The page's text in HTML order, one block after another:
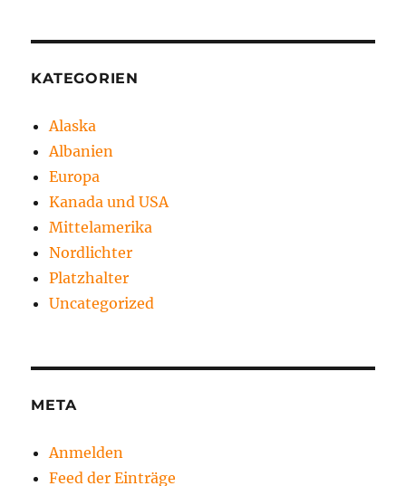
KATEGORIEN
Alaska
Albanien
Europa
Kanada und USA
Mittelamerika
Nordlichter
Platzhalter
Uncategorized
META
Anmelden
Feed der Einträge